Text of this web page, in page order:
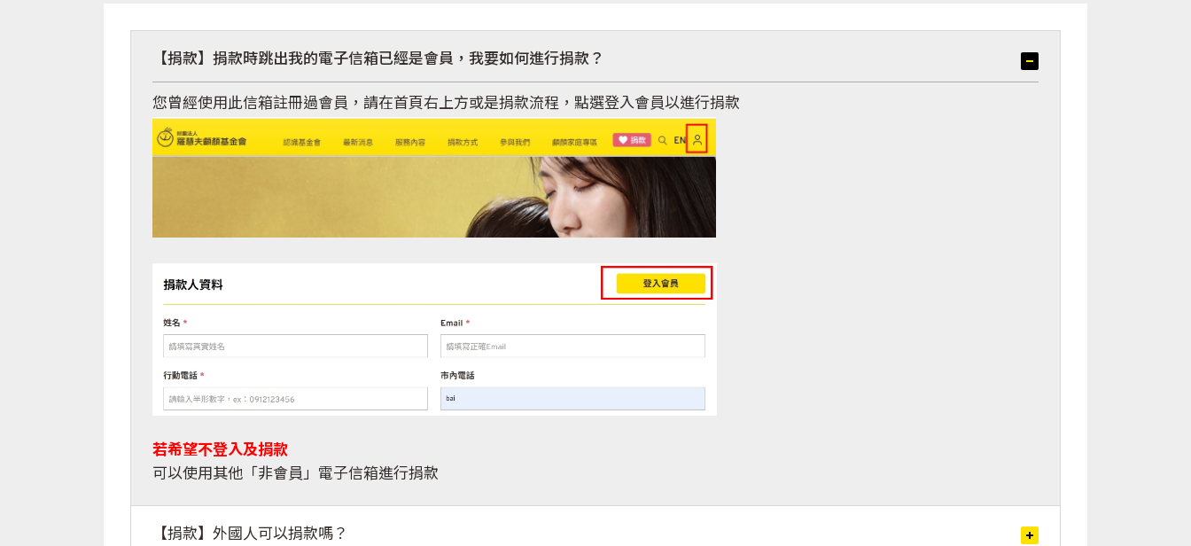
【捐款】捐款時跳出我的電子信箱已經是會員，我要如何進行捐款？
您曾經使用此信箱註冊過會員，請在首頁右上方或是捐款流程，點選登入會員以進行捐款
若希望不登入及捐款
可以使用其他「非會員」電子信箱進行捐款
【捐款】外國人可以捐款嗎？